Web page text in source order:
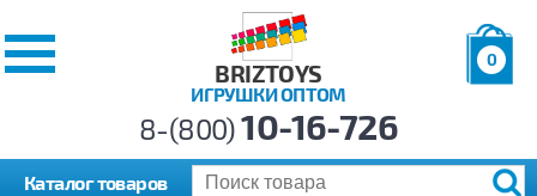
BRIZTOYS
ИГРУШКИ ОПТОМ
0
р.
8-(800)10-16-726
Каталог товаров